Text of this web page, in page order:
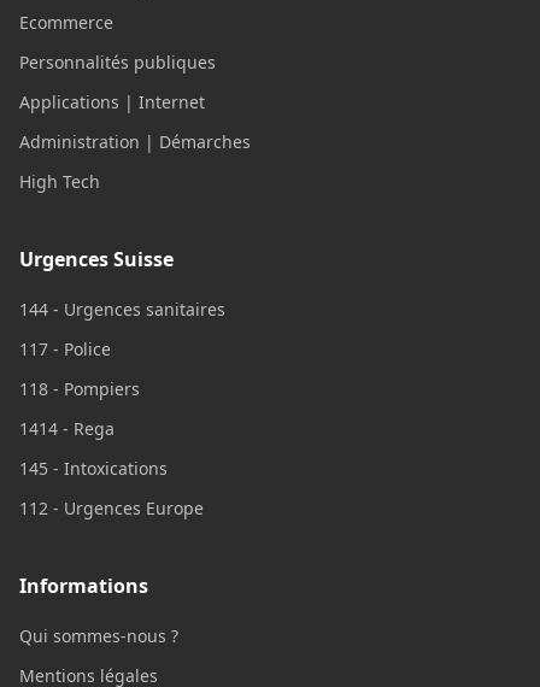
Ecommerce
Personnalités publiques
Applications | Internet
Administration | Démarches
High Tech
Urgences Suisse
144 - Urgences sanitaires
117 - Police
118 - Pompiers
1414 - Rega
145 - Intoxications
112 - Urgences Europe
Informations
Qui sommes-nous ?
Mentions légales